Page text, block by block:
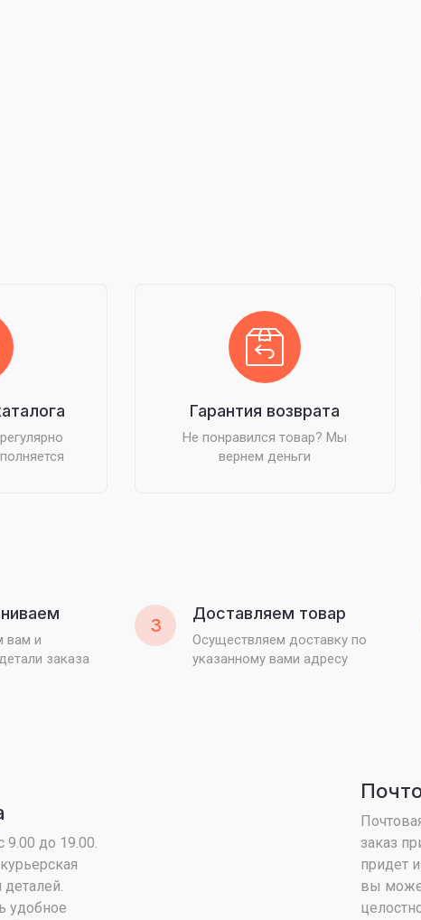
Гарантия возврата
Не понравился товар? Мы
вернем деньги
вам и
заказа
3
Доставляем товар
Осуществляем доставку по
указанному вами адресу
9.00 до 19.00.
удобное
заказ
придет
вы